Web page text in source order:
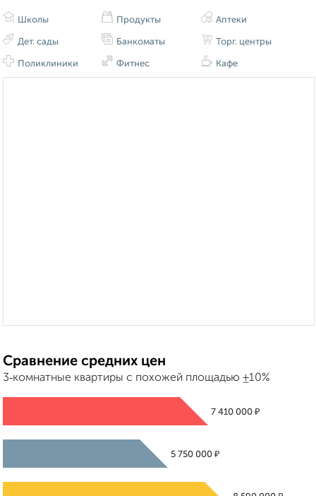
Школы
Дет. сады
Поликлиники
Продукты
Банкоматы
Фитнес
Аптеки
Торг. центры
Кафе
Сравнение средних цен
3‑комнатные квартиры с похожей площадью ±10%
7 410 000 ₽
5 750 000 ₽